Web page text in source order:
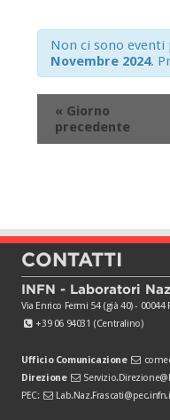
Non ci sono
Novembre 2024.
« Giorno
precedente
CONTATTI
INFN - Laboratori
Via Enrico Fermi 54 (già 40) - 00044
+39 06 94031 (Centralino)
Ufficio Comunicazione
Direzione
PEC: